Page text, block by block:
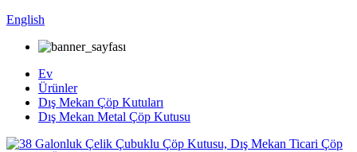
English
Ev
Ürünler
Dış Mekan Çöp Kutuları
Dış Mekan Metal Çöp Kutusu